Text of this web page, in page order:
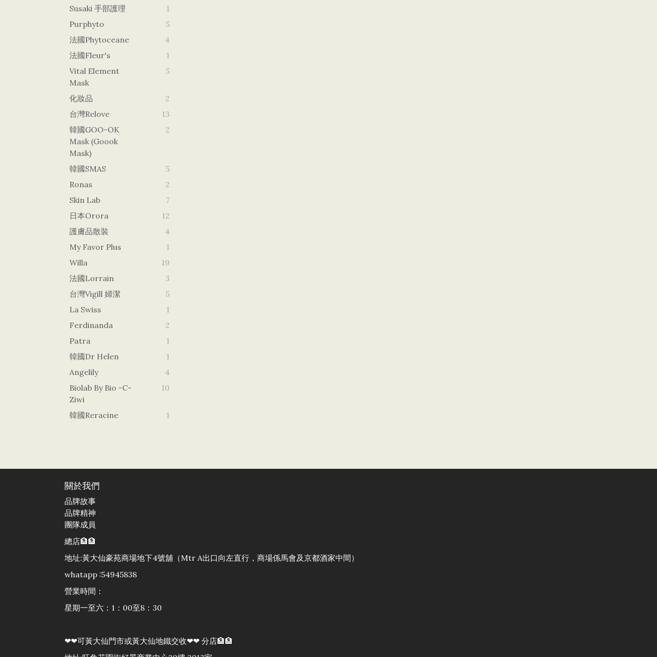
Susaki 手部護理
1
Purphyto
5
法國Phytoceane
4
法國Fleur's
1
Vital Element
Mask
5
化妝品
2
台灣Relove
13
韓國GOO-OK
Mask (goook
Mask)
2
韓國SMAS
5
Ronas
2
Skin Lab
7
日本orora
12
護膚品散裝
4
My Favor Plus
1
Willa
19
法國Lorrain
3
台灣vigill 婦潔
5
La Swiss
1
Ferdinanda
2
Patra
1
韓國dr Helen
1
Angelily
4
Biolab By Bio -c-
Ziwi
10
韓國Reracine 1
關於我們
品牌故事
品牌精神
團隊成員
總店🏦🏦
地址:黃大仙豪苑商場地下4號舖（Mtr A出口向左直行，商場係馬會及京都酒家中間）
whatapp :54945838
營業時間：
星期一至六：1：00至8：30
❤❤可黃大仙門市或黃大仙地鐵交收❤❤ 分店🏦🏦